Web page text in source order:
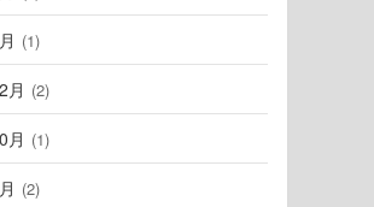
(1)
月 (2)
月 (1)
(2)